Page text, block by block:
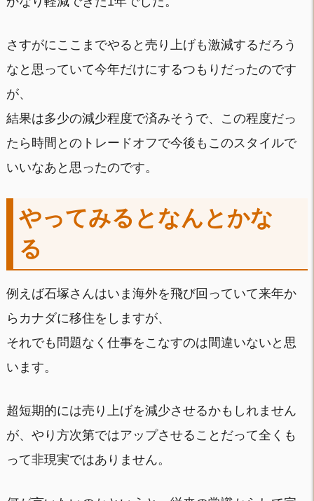
さすがにここまでやると売り上げも激減するだろう
なと思っていて今年だけにするつもりだったのです
が、
結果は多少の減少程度で済みそうで、この程度だっ
たら時間とのトレードオフで今後もこのスタイルで
いいなあと思ったのです。
やってみるとなんとかな
る
例えば石塚さんはいま海外を飛び回っていて来年か
らカナダに移住をしますが、
それでも問題なく仕事をこなすのは間違いないと思
います。
超短期的には売り上げを減少させるかもしれません
が、やり方次第ではアップさせることだって全くも
って非現実ではありません。